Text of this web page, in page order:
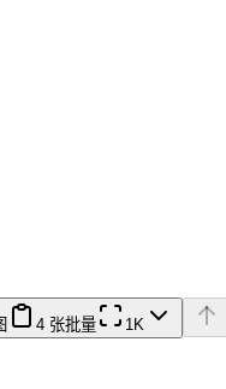
4 张批量 1K